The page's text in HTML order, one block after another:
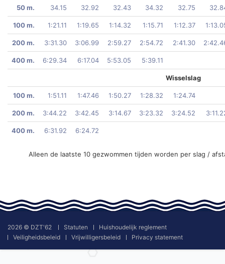
50 m. 34.15 32.92 32.43 34.32 32.75
100 m. 1:21.11 1:19.65 1:14.32 1:15.71 1:12.37
200 m. 3:31.30 3:06.99 2:59.27 2:54.72 2:41.30
400 m. 6:29.34 6:17.04 5:53.05 5:39.11
Wisselslag
100 m. 1:51.11 1:47.46 1:50.27 1:28.32 1:24.74
200 m. 3:44.22 3:42.45 3:14.67 3:23.32 3:24.52
400 m. 6:31.92 6:24.72
Alleen de laatste 10 gezwommen tijden worden per slag /
2026 © DZT'62 Statuten
Huishoudelijk reglement
Veiligheidsbeleid
Vrijwilligersbeleid Privacy statement